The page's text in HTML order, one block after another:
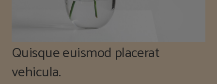
Quisque euismod placerat
vehicula.